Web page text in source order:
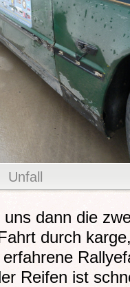
Unfall
dann die
durch
Reifen ist